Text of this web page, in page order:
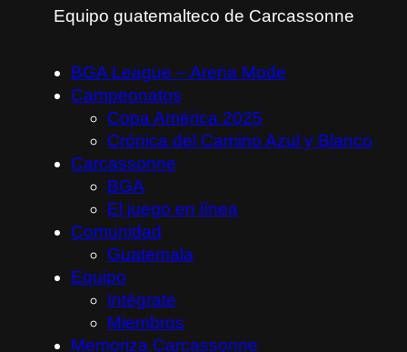
Equipo guatemalteco de Carcassonne
BGA League – Arena Mode
Campeonatos
Copa América 2025
Crónica del Camino Azul y Blanco
Carcassonne
BGA
El juego en línea
Comunidad
Guatemala
Equipo
Intégrate
Miembros
Memoriza Carcassonne